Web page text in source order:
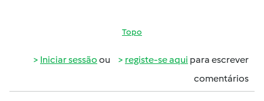
Topo
Iniciar sessão ou registe-se aqui para escrever
comentários